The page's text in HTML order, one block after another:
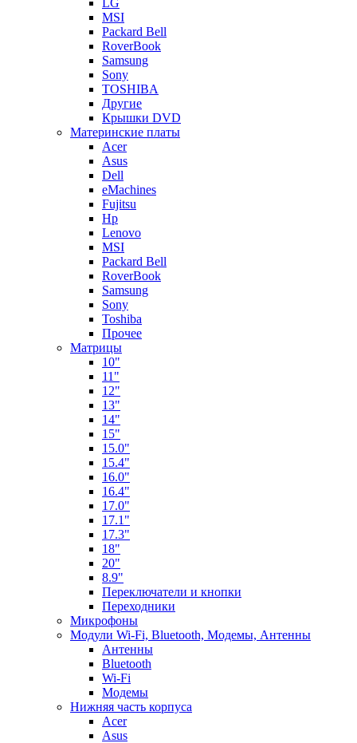
MSI
Packard Bell
RoverBook
Samsung
Sony
TOSHIBA
Другие
Крышки DVD
Материнские платы
Acer
Asus
Dell
eMachines
Fujitsu
Hp
Lenovo
MSI
Packard Bell
RoverBook
Samsung
Sony
Toshiba
Прочее
Матрицы
10"
11"
12"
13"
14"
15"
15.0"
15.4"
16.0"
16.4"
17.0"
17.1"
17.3"
18"
20"
8.9"
Переключатели и кнопки
Переходники
Микрофоны
Модули Wi-Fi, Bluetooth, Модемы, Антенны
Aнтенны
Bluetooth
Wi-Fi
Модемы
Нижняя часть корпуса
Acer
Asus